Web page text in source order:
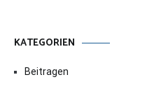
KATEGORIEN
Beitragen